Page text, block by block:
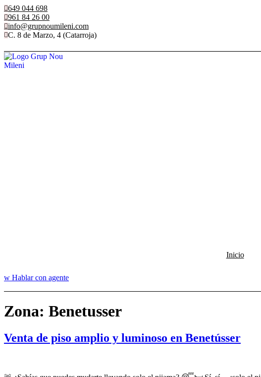
Ir
al
contenido
649 044 698
961 84 26 00
info@grupnoumileni.com
C. 8 de Marzo, 4 (Catarroja)
Inicio
Hablar con agente
Zona: Benetusser
Venta de piso amplio y luminoso en Benetússer